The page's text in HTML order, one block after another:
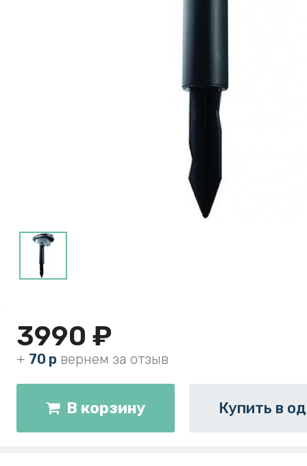
3990 ₽
+ 70 р вернем за отзыв
В корзину Купить в